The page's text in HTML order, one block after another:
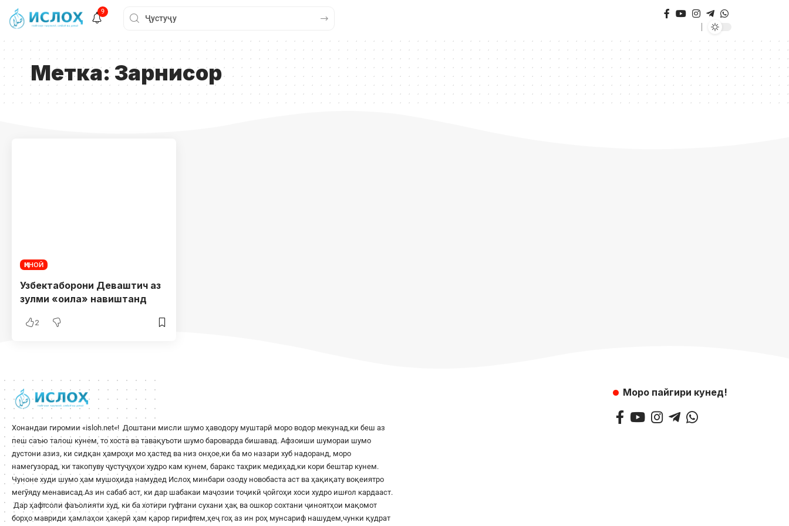
9
Метка:Зарнисор
ҶИНОӢ
Узбектаборони Деваштич аз
зулми «оила» навиштанд
2
Хонандаи гиромии «isloh.net«! Доштани мисли шумо ҳаводору муштарӣ моро водор мекунад,ки беш аз
пеш саъю талош кунем, то хоста ва тавақуъоти шумо бароварда бишавад. Афзоиши шумораи шумо
дустони азиз, ки сидқан ҳамроҳи мо ҳастед ва низ онҳое,ки ба мо назари хуб надоранд, моро
намегузорад, ки такопуву ҷустуҷуҳои худро кам кунем, баракс таҳрик медиҳад,ки кори бештар кунем.
Чуноне худи шумо ҳам мушоҳида намудед Ислоҳ минбари озоду новобаста аст ва ҳақиқату воқеиятро
мегӯяду менависад.Аз ин сабаб аст, ки дар шабакаи маҷозии тоҷикӣ ҷойгоҳи хоси худро ишғол кардааст.
Дар ҳафтсоли фаъолияти худ, ки ба хотири гуфтани сухани ҳақ ва ошкор сохтани ҷиноятҳои мақомот
борҳо мавриди ҳамлаҳои ҳакерӣ ҳам қарор гирифтем,ҳеҷ гоҳ аз ин роҳ мунсариф нашудем,чунки қудрат
Моро пайгири кунед!